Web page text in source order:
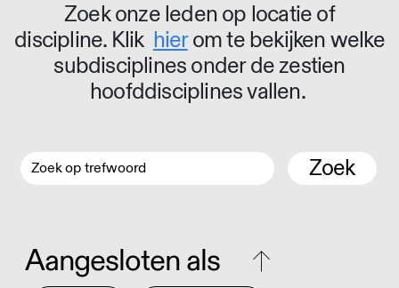
Zoek onze leden op locatie of
discipline. Klik hierom te bekijken welke
subdisciplines onder de zestien
hoofddisciplines vallen.
Zoek
Aangesloten als